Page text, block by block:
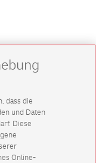
dass die
und Daten
Diese
Online-